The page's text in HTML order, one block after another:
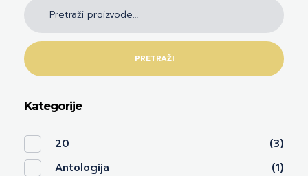
PRETRAŽI
Kategorije
20
(3)
Antologija
(1)